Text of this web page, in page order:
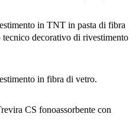
in TNT in pasta di fibra
decorativo di rivestimento
in fibra di vetro.
CS fonoassorbente con